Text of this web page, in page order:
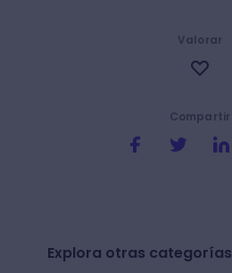
Compartir
Valorar
Explora otras categorías